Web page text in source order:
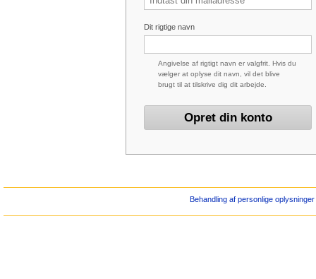
Dit rigtige navn
Angivelse af rigtigt navn er valgfrit. Hvis du
vælger at oplyse dit navn, vil det blive
brugt til at tilskrive dig dit arbejde.
Behandling af personlige oplysninger